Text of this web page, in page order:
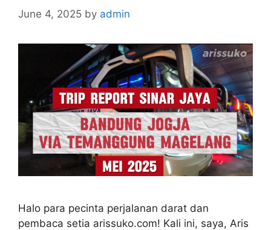
June 4, 2025 by admin
Halo para pecinta perjalanan darat dan
pembaca setia arissuko.com! Kali ini, saya, Aris